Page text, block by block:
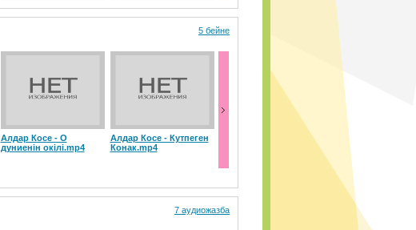
5 бейне
Алдар Косе - О
дуниенін окілі.mp4
Алдар Косе - Кутпеген
Конак.mp4
7 аудиожазба